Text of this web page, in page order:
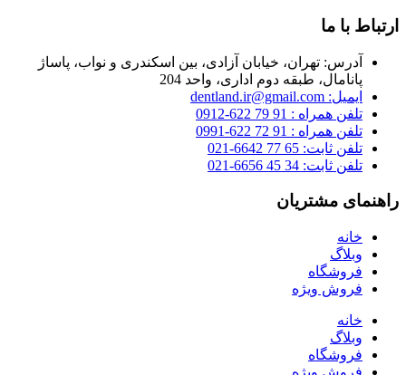
ارتباط با ما
آدرس: تهران، خیابان آزادی، بین اسکندری و نواب، پاساژ
پانامال، طبقه دوم اداری، واحد 204
ایمیل: dentland.ir@gmail.com
تلفن همراه : 91 79 622-0912
تلفن همراه : 91 72 622-0991
تلفن ثابت: 65 77 6642-021
تلفن ثابت: 34 45 6656-021
راهنمای مشتریان
خانه
وبلاگ
فروشگاه
فروش ویژه
خانه
وبلاگ
فروشگاه
فروش ویژه